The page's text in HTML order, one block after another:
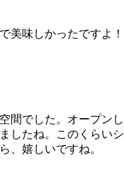
美味しかったですよ！
間でした。オープンし
したね。このくらいシ
、嬉しいですね。